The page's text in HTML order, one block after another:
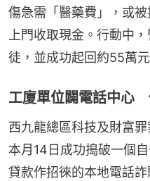
傷急需「醫藥費」，或
上門收取現金。行動中
徒，並成功起回約55萬元
工廈單位闢電話中心
西九龍總區科技及財富
本月14日成功搗破一個
貸款作招徠的本地電話